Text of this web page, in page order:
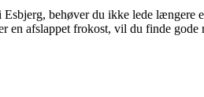
behøver du ikke lede længere
afslappet frokost, vil du finde